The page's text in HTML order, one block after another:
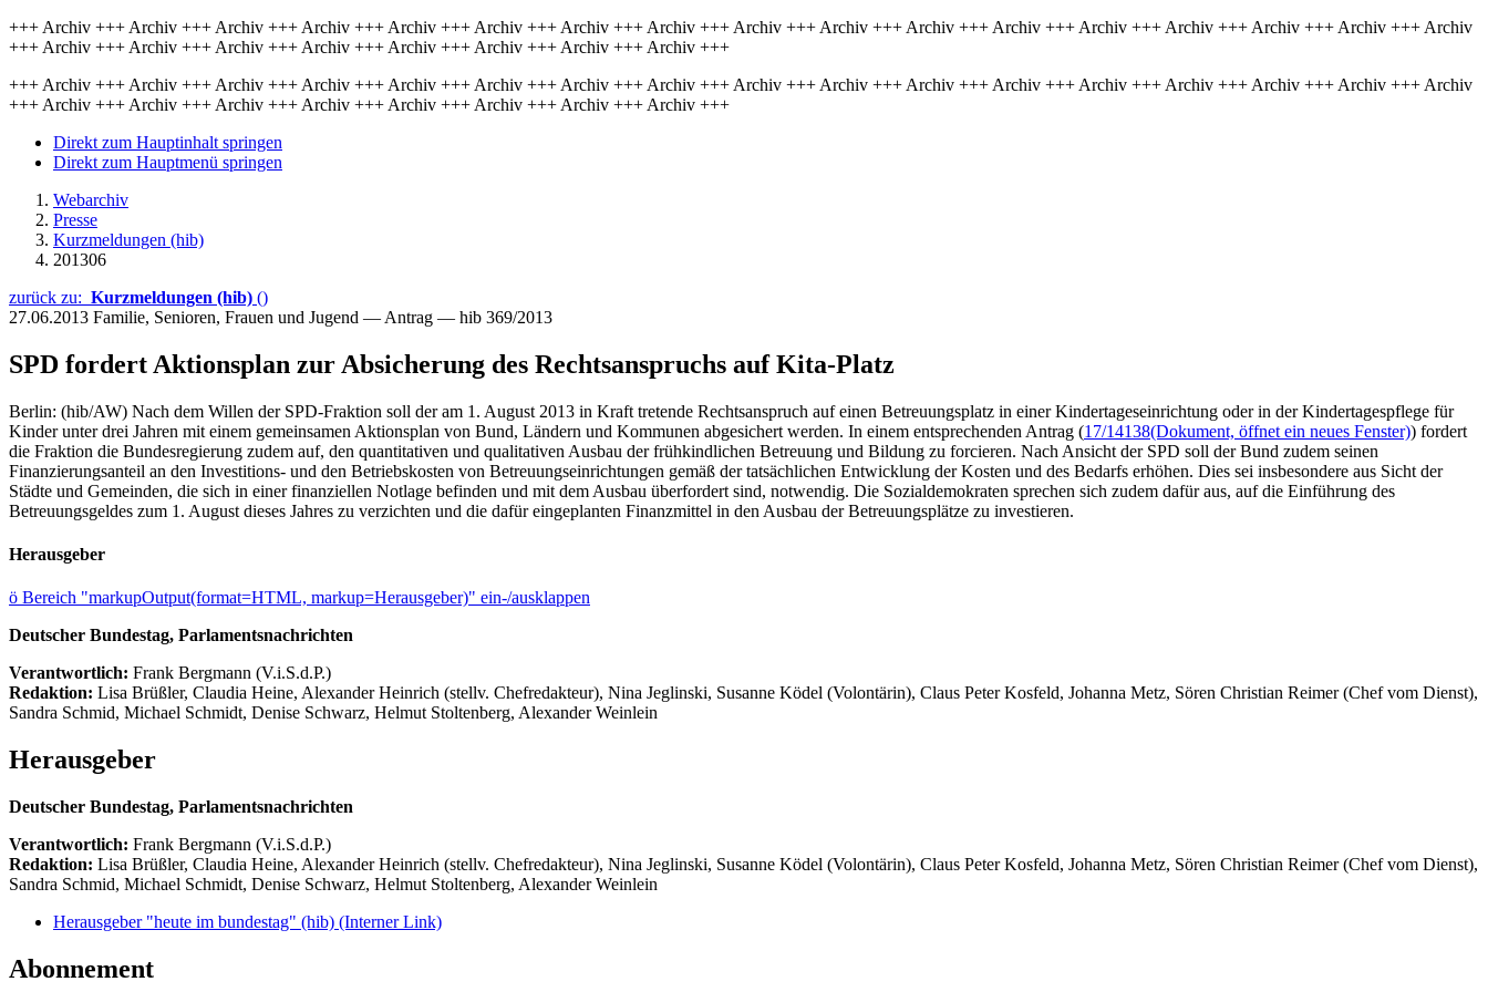
+++ Archiv +++ Archiv +++ Archiv +++ Archiv +++ Archiv +++ Archiv +++ Archiv +++ Archiv +++ Archiv +++ Archiv +++ Archiv +++ Archiv +++ Archiv +++ Archiv +++ Archiv +++ Archiv +++ Archiv
+++ Archiv +++ Archiv +++ Archiv +++ Archiv +++ Archiv +++ Archiv +++ Archiv +++ Archiv +++
+++ Archiv +++ Archiv +++ Archiv +++ Archiv +++ Archiv +++ Archiv +++ Archiv +++ Archiv +++ Archiv +++ Archiv +++ Archiv +++ Archiv +++ Archiv +++ Archiv +++ Archiv +++ Archiv +++ Archiv
+++ Archiv +++ Archiv +++ Archiv +++ Archiv +++ Archiv +++ Archiv +++ Archiv +++ Archiv +++
Direkt zum Hauptinhalt springen
Direkt zum Hauptmenü springen
Webarchiv
Presse
Kurzmeldungen (hib)
201306
zurück zu: Kurzmeldungen (hib) ()
27.06.2013 Familie, Senioren, Frauen und Jugend — Antrag — hib 369/2013
SPD fordert Aktionsplan zur Absicherung des Rechtsanspruchs auf Kita-Platz
Berlin: (hib/AW) Nach dem Willen der SPD-Fraktion soll der am 1. August 2013 in Kraft tretende Rechtsanspruch auf einen Betreuungsplatz in einer Kindertageseinrichtung oder in der Kindertagespflege für
Kinder unter drei Jahren mit einem gemeinsamen Aktionsplan von Bund, Ländern und Kommunen abgesichert werden. In einem entsprechenden Antrag (17/14138(Dokument, öffnet ein neues Fenster)) fordert
die Fraktion die Bundesregierung zudem auf, den quantitativen und qualitativen Ausbau der frühkindlichen Betreuung und Bildung zu forcieren. Nach Ansicht der SPD soll der Bund zudem seinen
Finanzierungsanteil an den Investitions- und den Betriebskosten von Betreuungseinrichtungen gemäß der tatsächlichen Entwicklung der Kosten und des Bedarfs erhöhen. Dies sei insbesondere aus Sicht der
Städte und Gemeinden, die sich in einer finanziellen Notlage befinden und mit dem Ausbau überfordert sind, notwendig. Die Sozialdemokraten sprechen sich zudem dafür aus, auf die Einführung des
Betreuungsgeldes zum 1. August dieses Jahres zu verzichten und die dafür eingeplanten Finanzmittel in den Ausbau der Betreuungsplätze zu investieren.
Herausgeber
ö Bereich "markupOutput(format=HTML, markup=Herausgeber)" ein-/ausklappen
Deutscher Bundestag, Parlamentsnachrichten
Verantwortlich: Frank Bergmann (V.i.S.d.P.)
Redaktion: Lisa Brüßler, Claudia Heine, Alexander Heinrich (stellv. Chefredakteur), Nina Jeglinski, Susanne Ködel (Volontärin), Claus Peter Kosfeld, Johanna Metz, Sören Christian Reimer (Chef vom Dienst),
Sandra Schmid, Michael Schmidt, Denise Schwarz, Helmut Stoltenberg, Alexander Weinlein
Herausgeber
Deutscher Bundestag, Parlamentsnachrichten
Verantwortlich: Frank Bergmann (V.i.S.d.P.)
Redaktion: Lisa Brüßler, Claudia Heine, Alexander Heinrich (stellv. Chefredakteur), Nina Jeglinski, Susanne Ködel (Volontärin), Claus Peter Kosfeld, Johanna Metz, Sören Christian Reimer (Chef vom Dienst),
Sandra Schmid, Michael Schmidt, Denise Schwarz, Helmut Stoltenberg, Alexander Weinlein
Herausgeber "heute im bundestag" (hib) (Interner Link)
Abonnement